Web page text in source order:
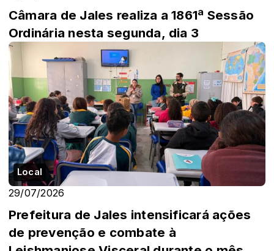
Câmara de Jales realiza a 1861ª Sessão
Ordinária nesta segunda, dia 3
Local
29/07/2026
Prefeitura de Jales intensificará ações
de prevenção e combate à